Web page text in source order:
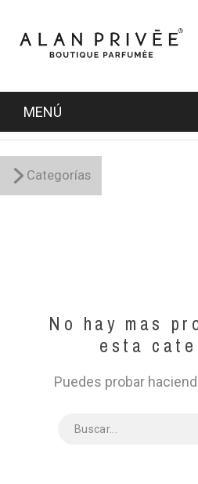
MENÚ
Categorías
No hay mas
esta
Puedes probar